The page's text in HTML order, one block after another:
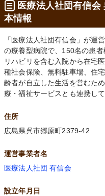
医療法人社団有信
本情報
「医療法人社団有信会」が運
の療養型病院で、150名の患
リハビリを含む入院から在宅
種社会保険、無料駐車場、住
齢者が自立した生活を営むた
療・福祉サービスとも連携して
住所
広島県呉市郷原町2379-42
運営事業者名
医療法人社団 有信会
設立年月日